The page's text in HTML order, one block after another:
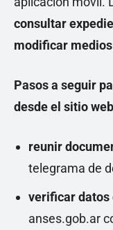
consultar
modificar
Pasos a seguir
desde el sitio
reunir
telegrama de
verificar datos
anses.gob.ar